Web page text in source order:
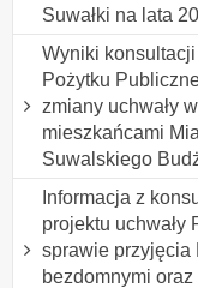
Suwałki na lata
Wyniki
Pożytku
zmiany uchwały
mieszkańcami
Suwalskiego
Informacja z
projektu uchwały
sprawie przyjęcia
bezdomnymi